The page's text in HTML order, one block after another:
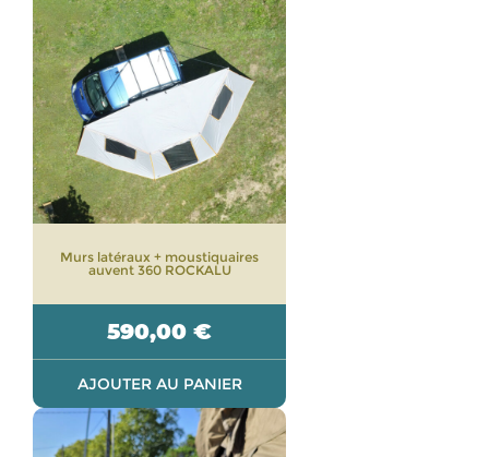
Murs latéraux + moustiquaires
auvent 360 ROCKALU
590,00 €
AJOUTER AU PANIER